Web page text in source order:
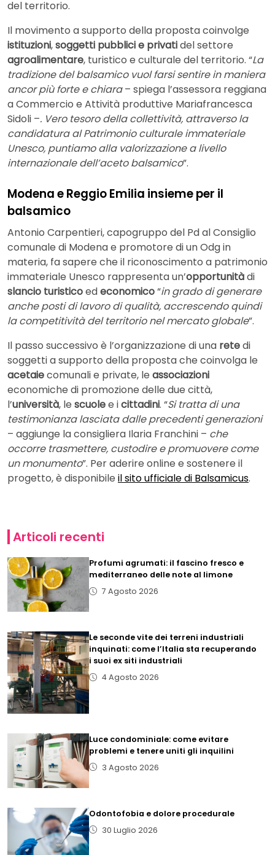
del territorio.
Il movimento a supporto della proposta coinvolge
istituzioni,soggetti pubblici e privatidel settore
agroalimentare, turistico e culturale del territorio. “La
tradizione del balsamico vuol farsi sentire in maniera
ancor più forte e chiara– spiega l’assessora reggiana
a Commercio e Attività produttive Mariafrancesca
Sidoli –. Vero tesoro della collettività, attraverso la
candidatura al Patrimonio culturale immateriale
Unesco, puntiamo alla valorizzazione a livello
internazionale dell’aceto balsamico”.
Modena e Reggio Emilia insieme per il
balsamico
Antonio Carpentieri, capogruppo del Pd al Consiglio
comunale di Modena e promotore di un Odg in
materia, fa sapere che il riconoscimento a patrimonio
immateriale Unesco rappresenta un’opportunitàdi
slancio turisticoedeconomico“in grado di generare
anche posti di lavoro di qualità, accrescendo quindi
la competitività del territorio nel mercato globale”.
Il passo successivo è l’organizzazione di una retedi
soggetti a supporto della proposta che coinvolga le
acetaiecomunali e private, le associazioni
economiche di promozione delle due città,
l’università, le scuolee icittadini. “Si tratta di una
testimonianza lasciata dalle precedenti generazioni
– aggiunge la consigliera Ilaria Franchini – che
occorre trasmettere, custodire e promuovere come
un monumento”. Per aderire online e sostenere il
progetto, è disponibile il sito ufficiale di Balsamicus.
Articoli recenti
Profumi agrumati: il fascino fresco e
mediterraneo delle note al limone
7 Agosto 2026
Le seconde vite dei terreni industriali
inquinati: come l’Italia sta recuperando
i suoi ex siti industriali
4 Agosto 2026
Luce condominiale: come evitare
problemi e tenere uniti gli inquilini
3 Agosto 2026
Odontofobia e dolore procedurale
30 Luglio 2026